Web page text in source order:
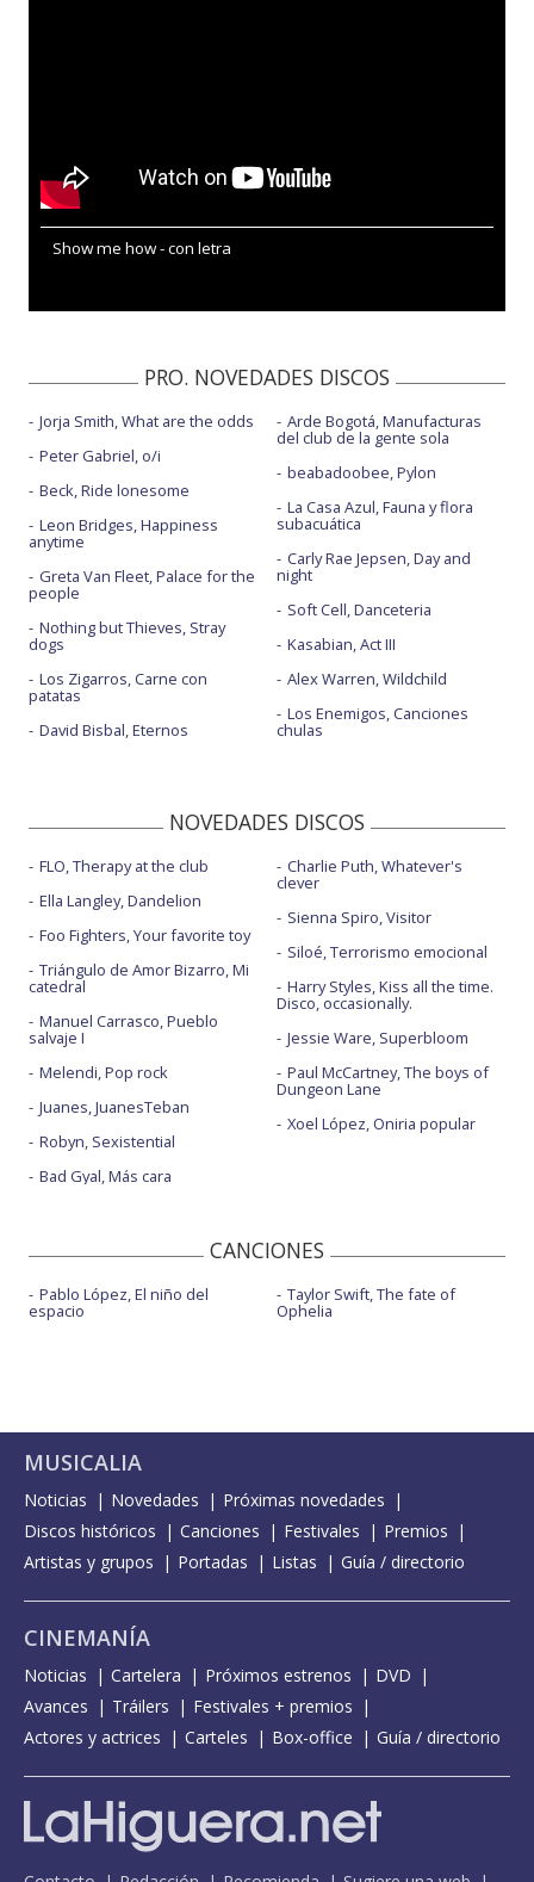
Show me how - con letra
PRO. NOVEDADES DISCOS
Jorja Smith, What are the odds
Peter Gabriel, o/i
Beck, Ride lonesome
Leon Bridges, Happiness
anytime
Greta Van Fleet, Palace for the
people
Nothing but Thieves, Stray
dogs
Los Zigarros, Carne con
patatas
David Bisbal, Eternos
Arde Bogotá, Manufacturas
del club de la gente sola
beabadoobee, Pylon
La Casa Azul, Fauna y flora
subacuática
Carly Rae Jepsen, Day and
night
Soft Cell, Danceteria
Kasabian, Act III
Alex Warren, Wildchild
Los Enemigos, Canciones
chulas
NOVEDADES DISCOS
FLO, Therapy at the club
Ella Langley, Dandelion
Foo Fighters, Your favorite toy
Triángulo de Amor Bizarro, Mi
catedral
Manuel Carrasco, Pueblo
salvaje I
Melendi, Pop rock
Juanes, JuanesTeban
Robyn, Sexistential
Bad Gyal, Más cara
Charlie Puth, Whatever's
clever
Sienna Spiro, Visitor
Siloé, Terrorismo emocional
Harry Styles, Kiss all the time.
Disco, occasionally.
Jessie Ware, Superbloom
Paul McCartney, The boys of
Dungeon Lane
Xoel López, Oniria popular
CANCIONES
Pablo López, El niño del
espacio
Taylor Swift, The fate of
Ophelia
MUSICALIA
Noticias Novedades
Próximas novedades
Discos históricos
Canciones Festivales
Premios
Artistas y grupos
Portadas Listas Guía / directorio
CINEMANÍA
Noticias Cartelera Próximos estrenos
DVD
Avances
Tráilers
Festivales + premios
Actores y actrices
Carteles Box-office Guía / directorio